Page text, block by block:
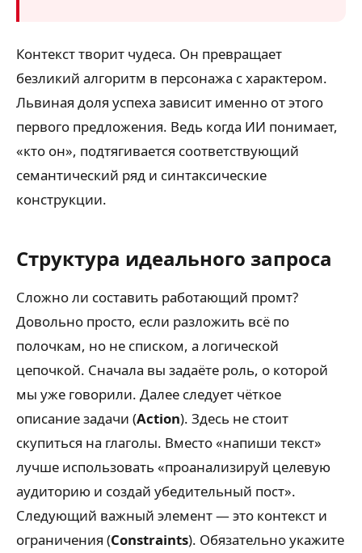
Контекст творит чудеса. Он превращает
безликий алгоритм в персонажа с характером.
Львиная доля успеха зависит именно от этого
первого предложения. Ведь когда ИИ понимает,
«кто он», подтягивается соответствующий
семантический ряд и синтаксические
конструкции.
Структура идеального запроса
Сложно ли составить работающий промт?
Довольно просто, если разложить всё по
полочкам, но не списком, а логической
цепочкой. Сначала вы задаёте роль, о которой
мы уже говорили. Далее следует чёткое
описание задачи (Action). Здесь не стоит
скупиться на глаголы. Вместо «напиши текст»
лучше использовать «проанализируй целевую
аудиторию и создай убедительный пост».
Следующий важный элемент — это контекст и
ограничения (Constraints). Обязательно укажите